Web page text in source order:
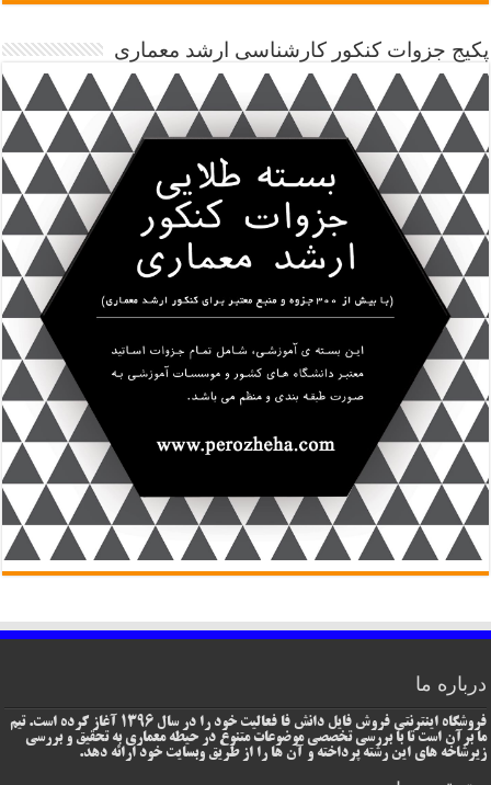
پکیج جزوات کنکور کارشناسی ارشد معماری
درباره ما
فروشگاه اینترنتی فروش فایل دانش فا فعالیت خود را در سال 1396 آغاز کرده است. تیم
ما برآن است تا با بررسی تخصصی موضوعات متنوع در حیطه معماری به تحقیق و بررسی
زیرشاخه های این رشته پرداخته و آن ها را از طریق وبسایت خود ارائه دهد.